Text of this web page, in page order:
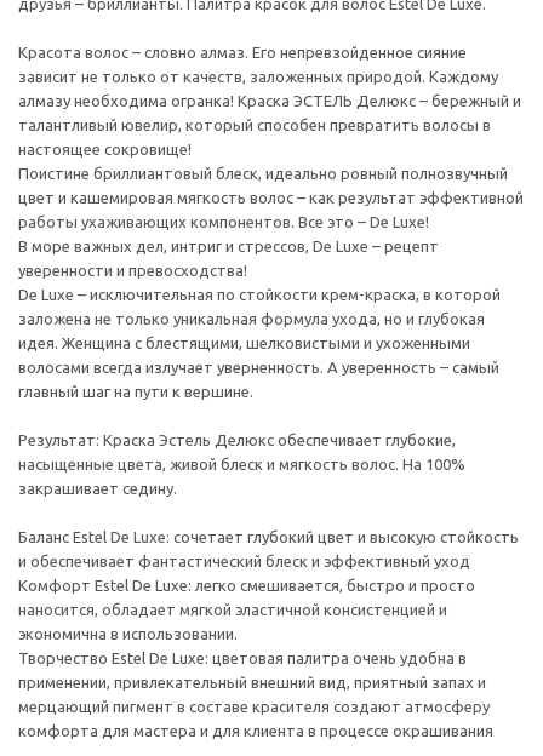
друзья – бриллианты. Палитра красок для волос Estel De Luxe.
Красота волос – словно алмаз. Его непревзойденное сияние
зависит не только от качеств, заложенных природой. Каждому
алмазу необходима огранка! Краска ЭСТЕЛЬ Делюкс – бережный и
талантливый ювелир, который способен превратить волосы в
настоящее сокровище!
Поистине бриллиантовый блеск, идеально ровный полнозвучный
цвет и кашемировая мягкость волос – как результат эффективной
работы ухаживающих компонентов. Все это – De Luxe!
В море важных дел, интриг и стрессов, De Luxe – рецепт
уверенности и превосходства!
De Luxe – исключительная по стойкости крем-краска, в которой
заложена не только уникальная формула ухода, но и глубокая
идея. Женщина с блестящими, шелковистыми и ухоженными
волосами всегда излучает уверненность. А уверенность – самый
главный шаг на пути к вершине.
Результат: Краска Эстель Делюкс обеспечивает глубокие,
насыщенные цвета, живой блеск и мягкость волос. На 100%
закрашивает седину.
Баланс Estel De Luxe: сочетает глубокий цвет и высокую стойкость
и обеспечивает фантастический блеск и эффективный уход
Комфорт Estel De Luxe: легко смешивается, быстро и просто
наносится, обладает мягкой эластичной консистенцией и
экономична в использовании.
Творчество Estel De Luxe: цветовая палитра очень удобна в
применении, привлекательный внешний вид, приятный запах и
мерцающий пигмент в составе красителя создают атмосферу
комфорта для мастера и для клиента в процессе окрашивания